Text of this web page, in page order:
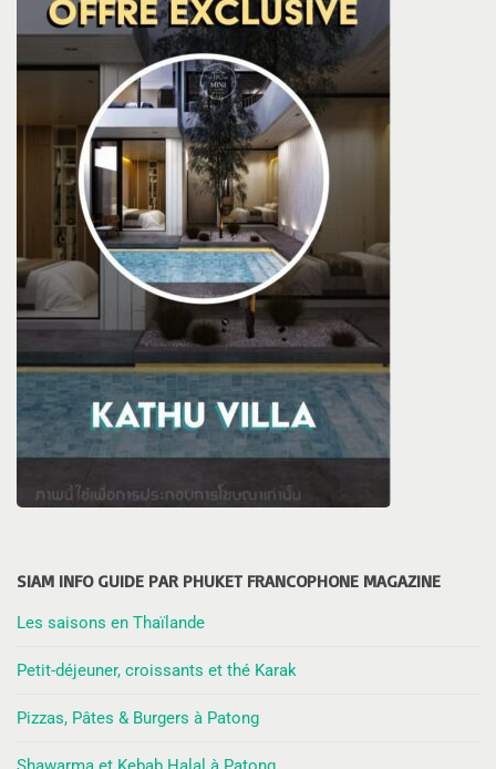
SIAM INFO GUIDE PAR PHUKET FRANCOPHONE MAGAZINE
Les saisons en Thaïlande
Petit-déjeuner, croissants et thé Karak
Pizzas, Pâtes & Burgers à Patong